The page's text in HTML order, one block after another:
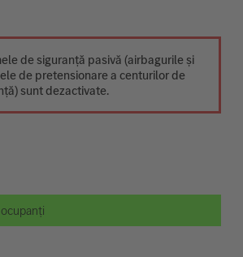
de siguranță pasivă (airbagurile și
de pretensionare a centurilor de
sunt dezactivate.